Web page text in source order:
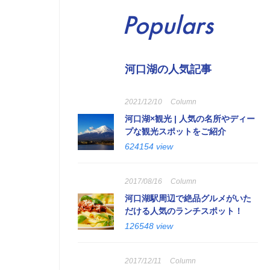
Populars
河口湖の人気記事
2021/12/10 Column
河口湖×観光 | 人気の名所やディー
プな観光スポットをご紹介
624154 view
2017/08/16 Column
河口湖駅周辺で絶品グルメがいた
だける人気のランチスポット！
126548 view
2017/12/11 Column